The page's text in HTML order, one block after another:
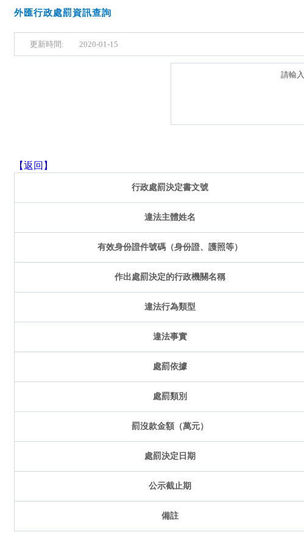
外匯行政處罰資訊查詢
更新時間: 2020-01-15
請輸
【返回】
行政處罰決定書文號
違法主體姓名
有效身份證件號碼（身份證、護照等）
作出處罰決定的行政機關名稱
違法行為類型
違法事實
處罰依據
處罰類別
罰沒款金額（萬元）
處罰決定日期
公示截止期
備註